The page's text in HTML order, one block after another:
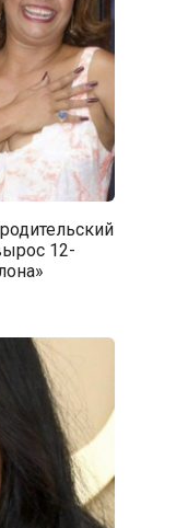
12-